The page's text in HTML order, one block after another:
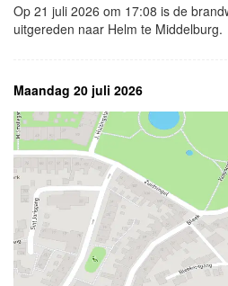
Op 21 juli 2026 om 17:08 is de
uitgereden naar Helm te Middelburg.
Maandag 20 juli 2026